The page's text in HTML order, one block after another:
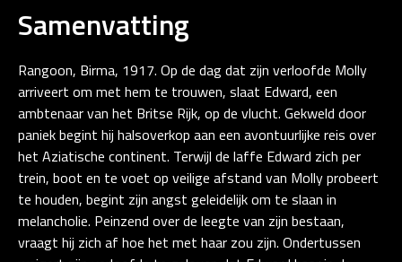
Samenvatting
Rangoon, Birma, 1917. Op de dag dat zijn verloofde Molly
arriveert om met hem te trouwen, slaat Edward, een
ambtenaar van het Britse Rijk, op de vlucht. Gekweld door
paniek begint hij halsoverkop aan een avontuurlijke reis over
het Aziatische continent. Terwijl de laffe Edward zich per
trein, boot en te voet op veilige afstand van Molly probeert
te houden, begint zijn angst geleidelijk om te slaan in
melancholie. Peinzend over de leegte van zijn bestaan,
vraagt hij zich af hoe het met haar zou zijn. Ondertussen